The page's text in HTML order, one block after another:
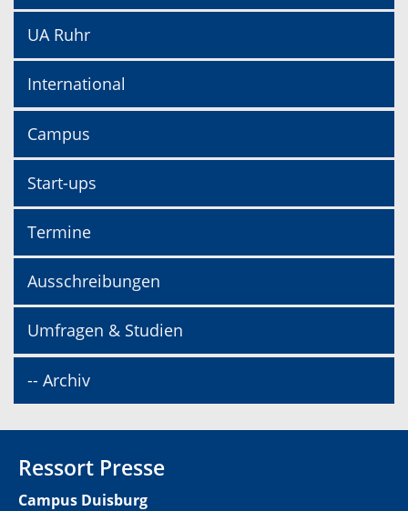
UA Ruhr
International
Campus
Start-ups
Termine
Ausschreibungen
Umfragen & Studien
-- Archiv
Ressort Presse
Campus Duisburg